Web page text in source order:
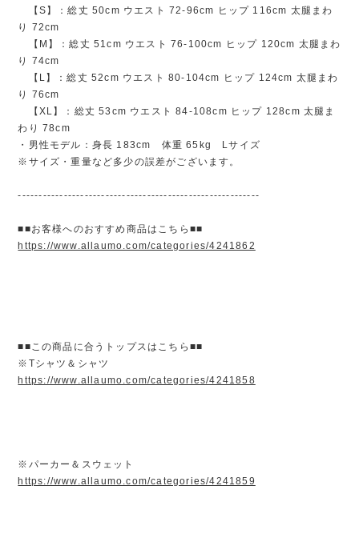
【S】：総丈 50cm ウエスト 72-96cm ヒップ 116cm 太腿まわ
り 72cm
【M】：総丈 51cm ウエスト 76-100cm ヒップ 120cm 太腿まわ
り 74cm
【L】：総丈 52cm ウエスト 80-104cm ヒップ 124cm 太腿まわ
り 76cm
【XL】：総丈 53cm ウエスト 84-108cm ヒップ 128cm 太腿ま
わり 78cm
・男性モデル：身長 183cm 体重 65kg Lサイズ
※サイズ・重量など多少の誤差がございます。
----------------------------------------------------------
■■お客様へのおすすめ商品はこちら■■
https://www.allaumo.com/categories/4241862
■■この商品に合うトップスはこちら■■
※Tシャツ＆シャツ
https://www.allaumo.com/categories/4241858
※パーカー＆スウェット
https://www.allaumo.com/categories/4241859